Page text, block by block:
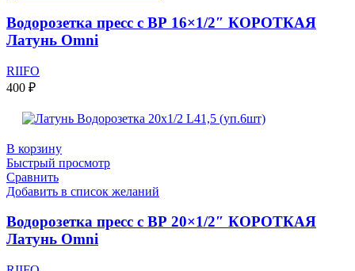
Водорозетка пресс с ВР 16×1/2″ КОРОТКАЯ
Латунь Omni
RIIFO
400 ₽
В корзину
Быстрый просмотр
Сравнить
Добавить в список желаний
Водорозетка пресс с ВР 20×1/2″ КОРОТКАЯ
Латунь Omni